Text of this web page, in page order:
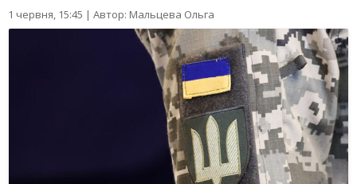
1 червня, 15:45 | Автор: Мальцева Ольга